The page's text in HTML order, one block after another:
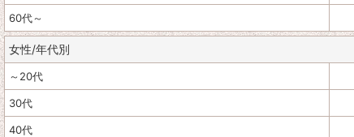
60代～
女性/年代別
～20代
30代
40代